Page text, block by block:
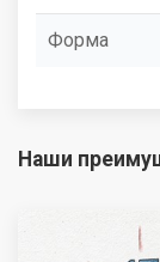
Форма
Наши